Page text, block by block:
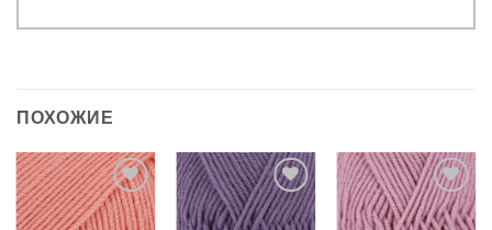
ПОХОЖИЕ
Добавить в
избранное.
Добавить в
избранное.
Добавить в
избранное.